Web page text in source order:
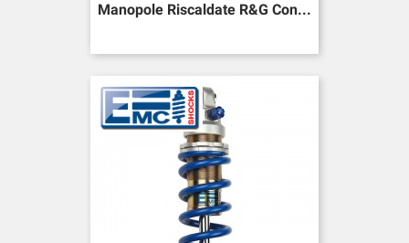
Manopole Riscaldate R&G Con...